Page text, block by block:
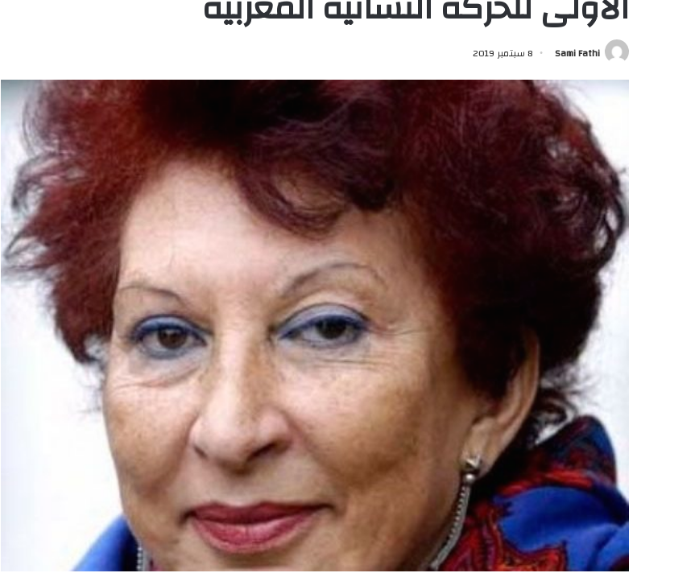
Sami Fathi 8 سبتمبر 2019